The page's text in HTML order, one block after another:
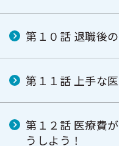
第１０話 退職後
第１１話 上手な
第１２話 医療費
うしよう！